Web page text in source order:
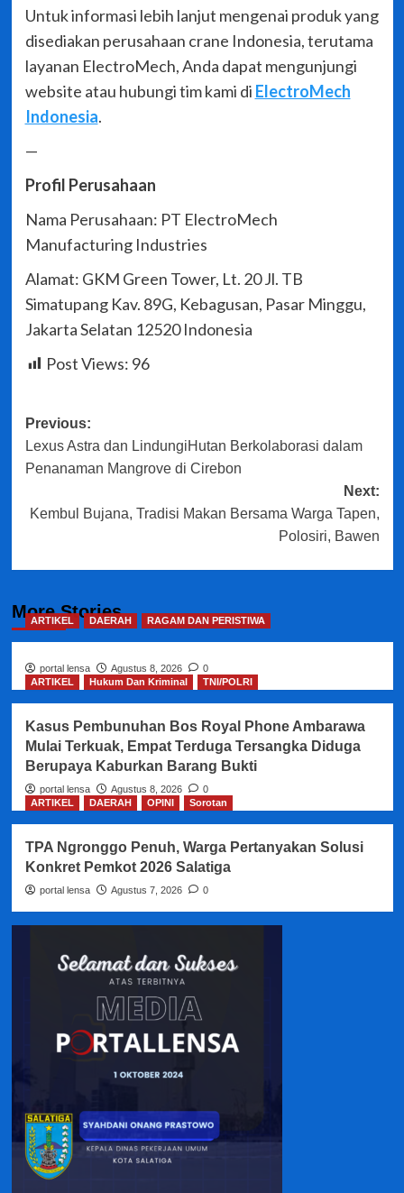
Untuk informasi lebih lanjut mengenai produk yang
disediakan perusahaan crane Indonesia, terutama
layanan ElectroMech, Anda dapat mengunjungi
website atau hubungi tim kami di ElectroMech
Indonesia.
—
Profil Perusahaan
Nama Perusahaan: PT ElectroMech
Manufacturing Industries
Alamat: GKM Green Tower, Lt. 20 Jl. TB
Simatupang Kav. 89G, Kebagusan, Pasar Minggu,
Jakarta Selatan 12520 Indonesia
Post Views: 96
Post
navigation
Previous:
Lexus Astra dan LindungiHutan Berkolaborasi dalam
Penanaman Mangrove di Cirebon
Next:
Kembul Bujana, Tradisi Makan Bersama Warga Tapen,
Polosiri, Bawen
More Stories
ARTIKEL DAERAH RAGAM DAN PERISTIWA
portal lensa Agustus 8, 2026
0
ARTIKEL
Hukum Dan Kriminal TNI/POLRI
Kasus Pembunuhan Bos Royal Phone Ambarawa
Mulai Terkuak, Empat Terduga Tersangka Diduga
Berupaya Kaburkan Barang Bukti
portal lensa Agustus 8, 2026
0
ARTIKEL
DAERAH OPINI Sorotan
TPA Ngronggo Penuh, Warga Pertanyakan Solusi
Konkret Pemkot 2026 Salatiga
portal lensa Agustus 7, 2026 0